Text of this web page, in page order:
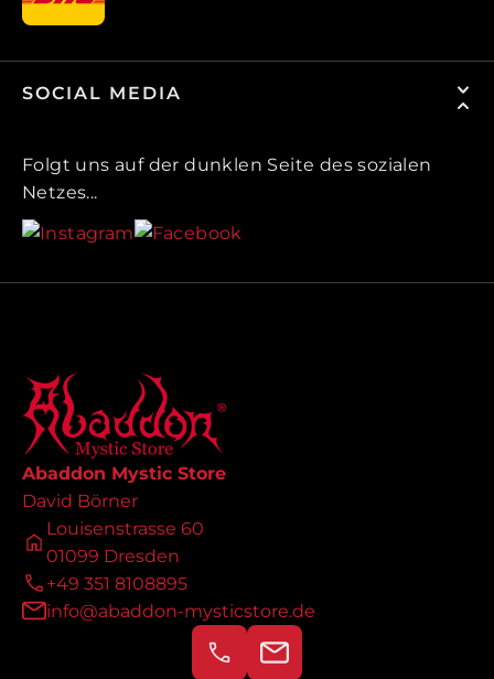
SOCIAL MEDIA
Folgt uns auf der dunklen Seite des sozialen
Netzes...
Abaddon Mystic Store
David Börner
Louisenstrasse 60
01099 Dresden
+49 351 8108895
info@abaddon-mysticstore.de